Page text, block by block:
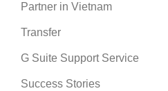
Partner in Vietnam
Transfer
G Suite Support Service
Success Stories